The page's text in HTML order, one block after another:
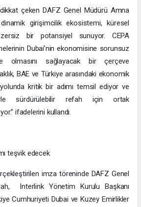
çeken DAFZ Genel Müdürü Amna
dinamik girişimcilik ekosistemi, küresel
bir potansiyel sunuyor. CEPA
Dubai’nin ekonomisine sorunsuz
olmasını sağlayacak bir çerçeve
BAE ve Türkiye arasındaki ekonomik
kritik bir adımı temsil ediyor ve
sürdürülebilir refah için ortak
ifadelerini kullandı.
teşvik edecek
imza töreninde DAFZ Genel
Interlink Yönetim Kurulu Başkanı
Cumhuriyeti Dubai ve Kuzey Emirlikler